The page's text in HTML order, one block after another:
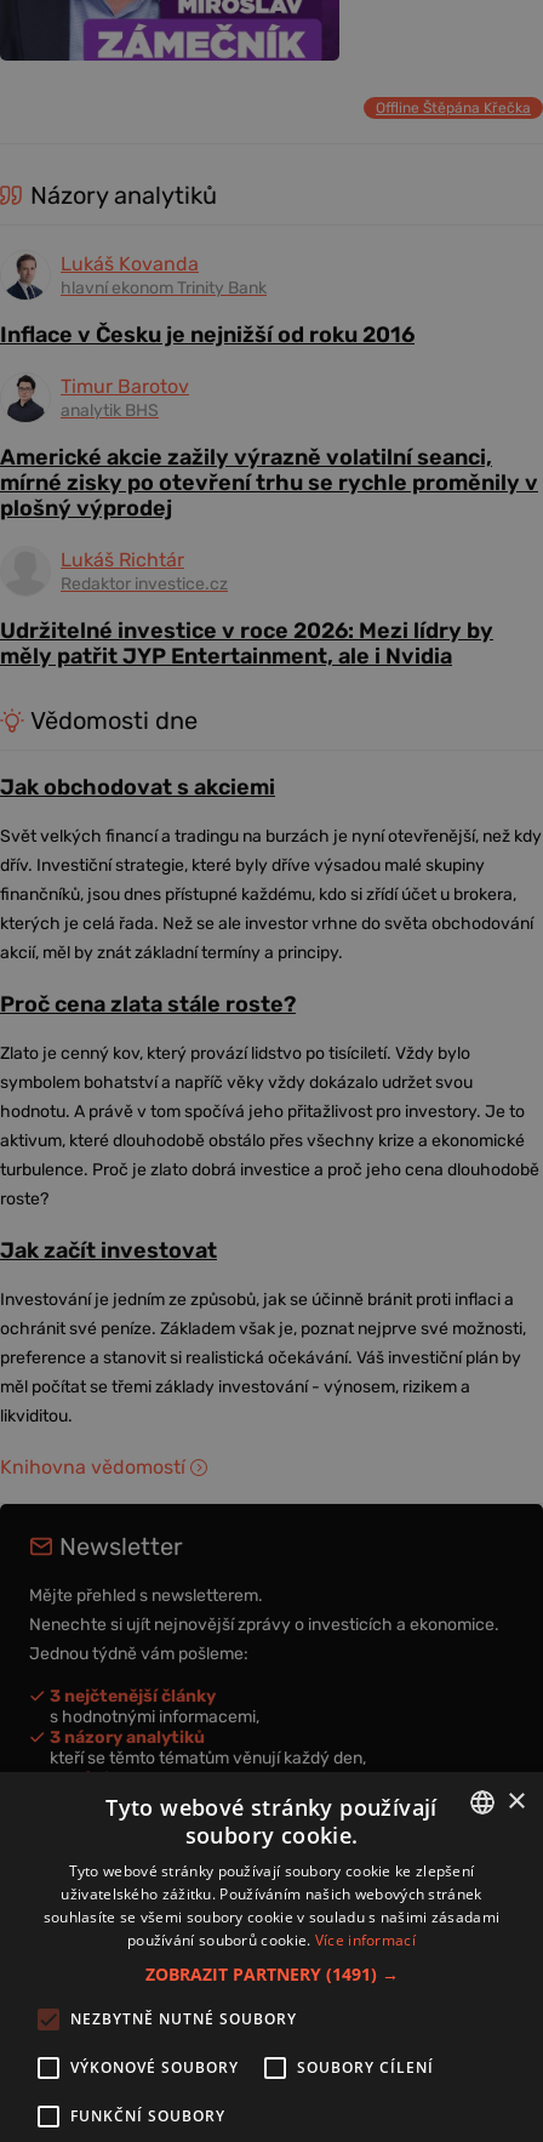
Offline Štěpána Křečka
Názory analytiků
Lukáš Kovanda
hlavní ekonom Trinity Bank
Inflace v Česku je nejnižší od roku 2016
Timur Barotov
analytik BHS
Americké akcie zažily výrazně volatilní seanci,
mírné zisky po otevření trhu se rychle proměnily v
plošný výprodej
Lukáš Richtár
Redaktor investice.cz
Udržitelné investice v roce 2026: Mezi lídry by
měly patřit JYP Entertainment, ale i Nvidia
Vědomosti dne
Jak obchodovat s akciemi
Svět velkých financí a tradingu na burzách je nyní otevřenější, než kdy
dřív. Investiční strategie, které byly dříve výsadou malé skupiny
finančníků, jsou dnes přístupné každému, kdo si zřídí účet u brokera,
kterých je celá řada. Než se ale investor vrhne do světa obchodování
akcií, měl by znát základní termíny a principy.
Proč cena zlata stále roste?
Zlato je cenný kov, který provází lidstvo po tisíciletí. Vždy bylo
symbolem bohatství a napříč věky vždy dokázalo udržet svou
hodnotu. A právě v tom spočívá jeho přitažlivost pro investory. Je to
aktivum, které dlouhodobě obstálo přes všechny krize a ekonomické
turbulence. Proč je zlato dobrá investice a proč jeho cena dlouhodobě
roste?
Jak začít investovat
Investování je jedním ze způsobů, jak se účinně bránit proti inflaci a
ochránit své peníze. Základem však je, poznat nejprve své možnosti,
preference a stanovit si realistická očekávání. Váš investiční plán by
měl počítat se třemi základy investování - výnosem, rizikem a
likviditou.
Knihovna vědomostí
Newsletter
Mějte přehled s newsletterem.
Nenechte si ujít nejnovější zprávy o investicích a ekonomice.
Jednou týdně vám pošleme:
3 nejčtenější články
s hodnotnými informacemi,
3 názory analytiků
kteří se těmto tématům věnují každý den,
nová videa a podcasty
k prohloubení vašich znalostí.
Přihlášením k newsletteru vyjadřujete svůj souhlas spodmínkami
zpracování osobních údajů.
Zásady používání souborů cookies
Autoři
Nastavení cookies
CZECH
×
Tyto webové stránky používají
soubory cookie.
Tyto webové stránky používají soubory cookie ke zlepšení
uživatelského zážitku. Používáním našich webových stránek
souhlasíte se všemi soubory cookie v souladu s našimi zásadami
používání souborů cookie. Více informací
ZOBRAZIT PARTNERY (1491) →
NEZBYTNĚ NUTNÉ SOUBORY
VÝKONOVÉ SOUBORY SOUBORY CÍLENÍ
FUNKČNÍ SOUBORY